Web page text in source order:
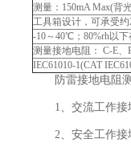
测量：150mA Max(
工具箱设计，可承受约
-10～40℃；80%rh以
测量接地电阻： C-E
IEC61010-1(CAT
防雷接地电阻测
1、交流工作接
2、安全工作接